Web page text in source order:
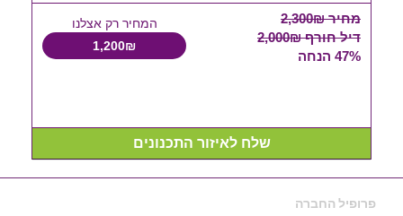
מחיר 2,300₪
דיל חורף 2,000₪
47% הנחה
המחיר רק אצלנו
1,200₪
שלח לאיזור התכנונים
פרופיל החברה